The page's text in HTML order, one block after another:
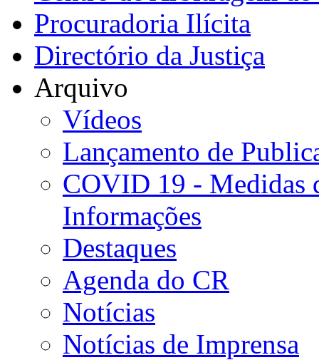
Procuradoria Ilícita
Directório da Justiça
Arquivo
Vídeos
Lançamento de
COVID 19 - Medidas
Informações
Destaques
Agenda do CR
Notícias
Notícias de Imprensa